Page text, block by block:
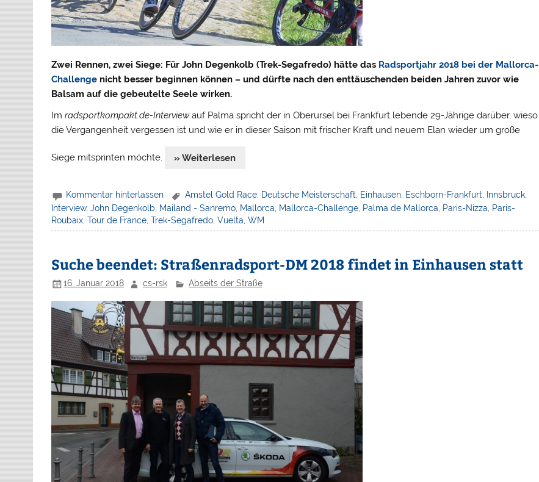
Zwei Rennen, zwei Siege: Für John Degenkolb (Trek-Segafredo) hätte das Radsportjahr 2018 bei der Mallorca-
Challenge nicht besser beginnen können – und dürfte nach den enttäuschenden beiden Jahren zuvor wie
Balsam auf die gebeutelte Seele wirken.
Imradsportkompakt.de-Interviewauf Palma spricht der in Oberursel bei Frankfurt lebende 29-Jährige darüber, wieso
die Vergangenheit vergessen ist und wie er in dieser Saison mit frischer Kraft und neuem Elan wieder um große
Siege mitsprinten möchte. » Weiterlesen
Kommentar hinterlassen Amstel Gold Race, Deutsche Meisterschaft, Einhausen, Eschborn-Frankfurt, Innsbruck,
Interview,John Degenkolb Mailand - Sanremo Mallorca Mallorca-Challenge Palma de Mallorca Paris-Nizza
Paris-
Roubaix ,Tour de France ,Trek-Segafredo ,Vuelta ,WM
Suche beendet: Straßenradsport-DM 2018 findet in Einhausen statt
16. Januar 2018 cs-rsk Abseits der Straße